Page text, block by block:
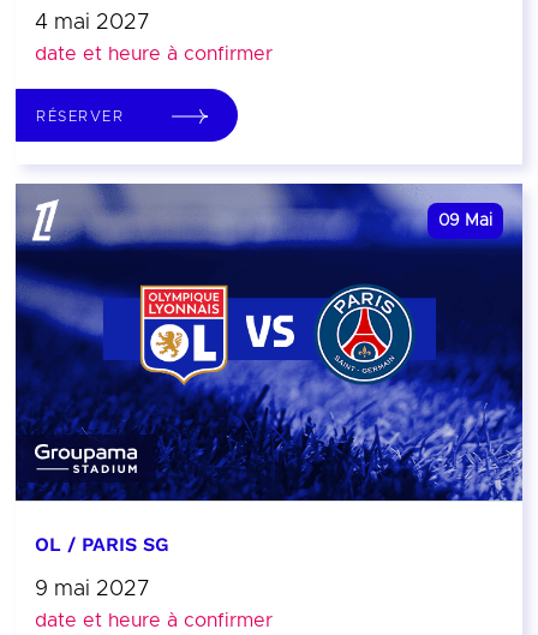
4 mai 2027
date et heure à confirmer
RÉSERVER
09 Mai
OL / PARIS SG
9 mai 2027
date et heure à confirmer